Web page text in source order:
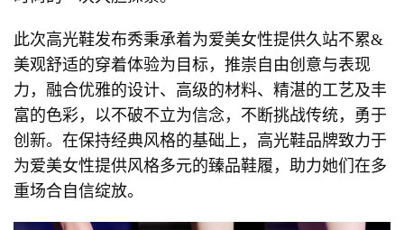
此次高光鞋发布秀秉承着为爱美女性提供久站不累&
美观舒适的穿着体验为目标，推崇自由创意与表现
力，融合优雅的设计、高级的材料、精湛的工艺及丰
富的色彩，以不破不立为信念，不断挑战传统，勇于
创新。在保持经典风格的基础上，高光鞋品牌致力于
为爱美女性提供风格多元的臻品鞋履，助力她们在多
重场合自信绽放。